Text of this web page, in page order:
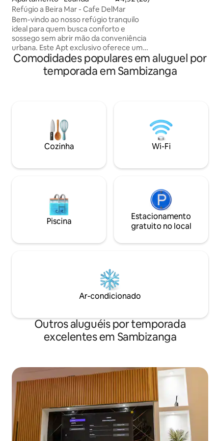
Refúgio a Beira Mar - Cafe DelMar
Bem-vindo ao nosso refúgio tranquilo
ideal para quem busca conforto e
sossego sem abrir mão da conveniência
urbana. Este Apt exclusivo oferece um
espaço acolhedor, decorado com
atenção aos detalhes, combinando estilo
e funcionalidade. Desfrute de uma
poucos minutos de restaurantes, cafés
e atrações locais, mas longe o suficiente
do barulho.
Comodidades populares em aluguel por
temporada em Sambizanga
Cozinha Wi-Fi
Piscina
Estacionamento
gratuito no local
Ar-condicionado
Outros aluguéis por temporada
excelentes em Sambizanga